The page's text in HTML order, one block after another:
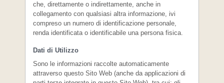
che, direttamente o indirettamente, anche in
collegamento con qualsiasi altra informazione, ivi
compreso un numero di identificazione personale,
renda identificata o identificabile una persona fisica.
Dati di Utilizzo
Sono le informazioni raccolte automaticamente
attraverso questo Sito Web (anche da applicazioni di